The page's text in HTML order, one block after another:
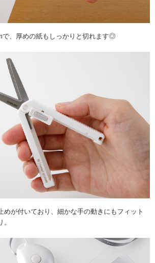
で、厚めの紙もしっかりと切れます◎
めが付いており、細かな手の動きにもフィット